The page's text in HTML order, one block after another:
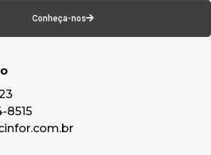
Conheça-nos
8515